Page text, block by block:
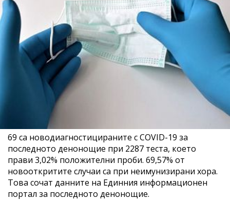
69 са новодиагностицираните с COVID-19 за
последното денонощие при 2287 теста, което
прави 3,02% положителни проби. 69,57% от
новооткритите случаи са при неимунизирани хора.
Това сочат данните на Единния информационен
портал за последното денонощие.